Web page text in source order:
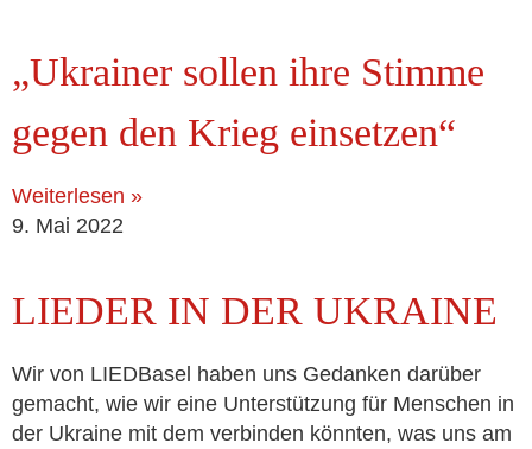
„Ukrainer sollen ihre Stimme
gegen den Krieg einsetzen“
Weiterlesen »
9. Mai 2022
LIEDER IN DER UKRAINE
Wir von LIEDBasel haben uns Gedanken dar­über
gemacht, wie wir eine Unterstützung für Menschen in
der Ukraine mit dem ver­bin­den könn­ten, was uns am